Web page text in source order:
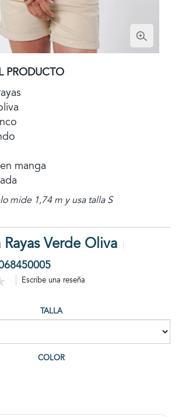
PRODUCTO
manga
mide 1,74 m y usa talla S
Verde Oliva
Escribe una reseña
TALLA
COLOR